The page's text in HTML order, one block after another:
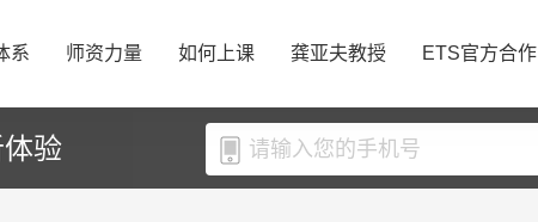
系 师资力量 如何上课 龚亚夫教授 ETS官方合作
验